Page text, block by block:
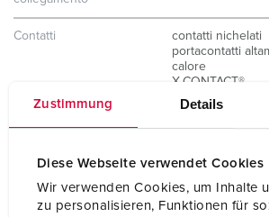
Zustimmung Details
Diese Webseite verwendet Cookies
Wir verwenden Cookies, um Inhalte
zu personalisieren, Funktionen für
Contatti
contatti nichelati
portacontatti
calore
X-CONTACT®
Peso 240 g
Dichiarazione di
conformità
CB Zertifikat
VDE